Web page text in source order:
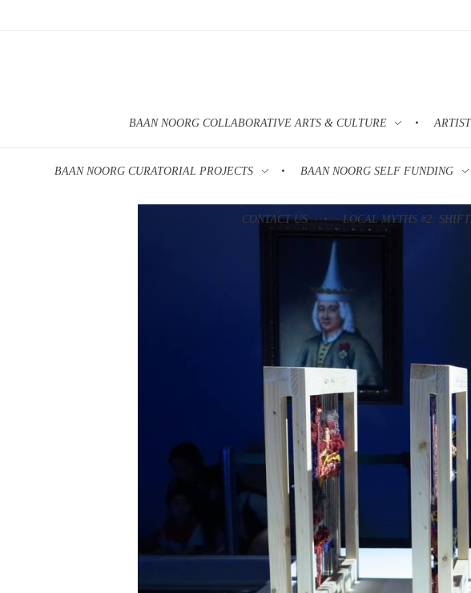
BAAN NOORG COLLABORATIVE ARTS & CULTURE
BAAN NOORG CURATORIAL PROJECTS BAAN NOORG SELF FUNDING
CONTACT US LOCAL MYTHS #2: